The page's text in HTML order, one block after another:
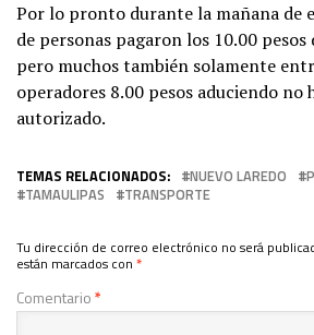
Por lo pronto durante la mañana de
de personas pagaron los 10.00
pero muchos también solamente
operadores 8.00 pesos aduciendo no
autorizado.
TEMAS RELACIONADOS: NUEVO LAREDO
TAMAULIPAS
TRANSPORTE
Tu dirección de correo electrónico no será
están marcados con *
Comentario*